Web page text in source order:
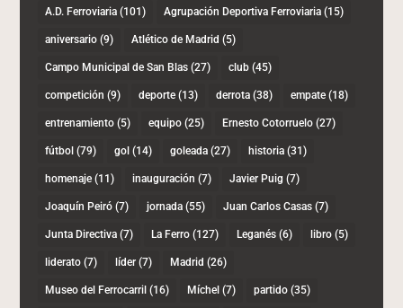
A.D. Ferroviaria (101) Agrupación Deportiva Ferroviaria (15)
aniversario (9) Atlético de Madrid (5)
Campo Municipal de San Blas (27) club (45)
competición (9) deporte (13) derrota (38) empate (18)
entrenamiento (5) equipo (25) Ernesto Cotorruelo (27)
fútbol (79) gol (14) goleada (27) historia (31)
homenaje (11) inauguración (7) Javier Puig (7)
Joaquín Peiró (7) jornada (55) Juan Carlos Casas (7)
Junta Directiva (7) La Ferro (127) Leganés (6) libro (5)
liderato (7) líder (7) Madrid (26)
Museo del Ferrocarril (16) Míchel (7) partido (35)